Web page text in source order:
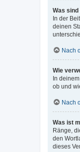
Was
In der
deinen
Nach
Wie
In
ob und
Nach
Was ist
Ränge,
den
dieses